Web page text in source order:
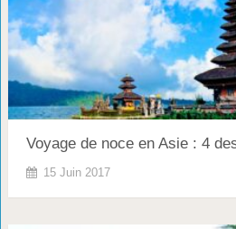
Voyage de noce en Asie : 4
15 Juin 2017